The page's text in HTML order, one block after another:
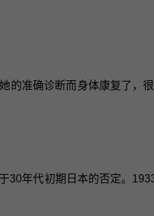
的准确诊断而身体康复了，
30年代初期日本的否定。